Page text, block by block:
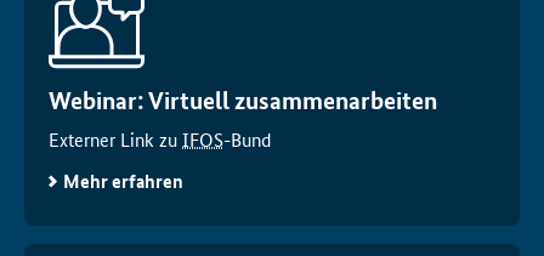
Webinar: Virtuell zusammenarbeiten
Externer Link zuIFOS-Bund
Mehr erfahren